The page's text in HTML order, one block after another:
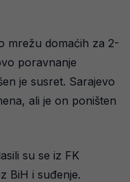
mrežu domaćih za 2-
poravnanje
je susret. Sarajevo
ali je on poništen
su se iz FK
BiH i suđenje.